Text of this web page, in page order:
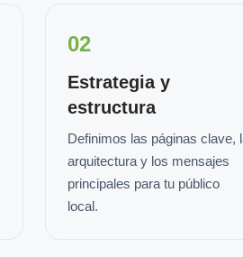
02
Estrategia y
estructura
Definimos las páginas clave,
arquitectura y los mensajes
principales para tu público
local.